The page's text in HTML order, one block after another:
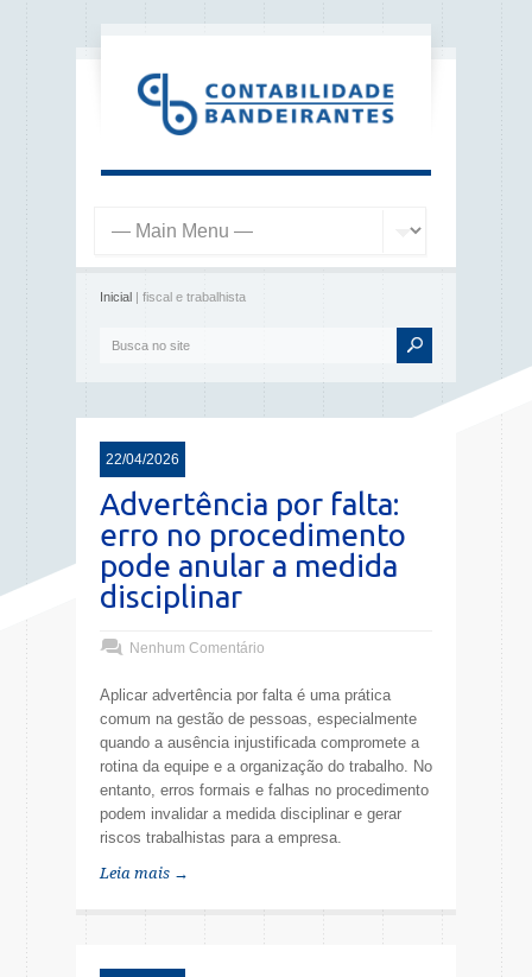
Inicial | fiscal e trabalhista
22/04/2026
Advertência por falta:
erro no procedimento
pode anular a medida
disciplinar
Nenhum Comentário
Aplicar advertência por falta é uma prática
comum na gestão de pessoas, especialmente
quando a ausência injustificada compromete a
rotina da equipe e a organização do trabalho. No
entanto, erros formais e falhas no procedimento
podem invalidar a medida disciplinar e gerar
riscos trabalhistas para a empresa.
Leia mais →